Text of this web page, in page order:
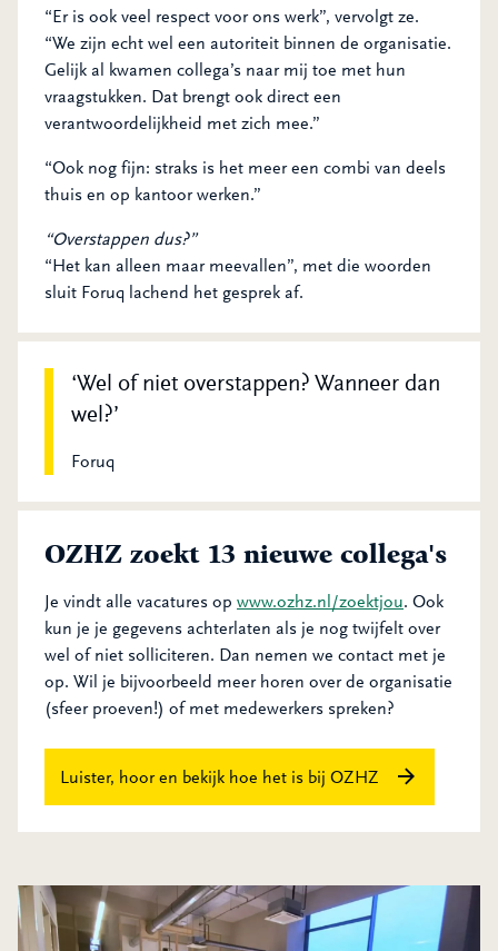
“Er is ook veel respect voor ons werk”, vervolgt ze.
“We zijn echt wel een autoriteit binnen de organisatie.
Gelijk al kwamen collega’s naar mij toe met hun
vraagstukken. Dat brengt ook direct een
verantwoordelijkheid met zich mee.”
“Ook nog fijn: straks is het meer een combi van deels
thuis en op kantoor werken.”
“Overstappen dus?”
“Het kan alleen maar meevallen”, met die woorden
sluit Foruq lachend het gesprek af.
Wel of niet overstappen? Wanneer dan
wel?
Foruq
OZHZ zoekt 13 nieuwe collega's
Je vindt alle vacatures op www.ozhz.nl/zoektjou. Ook
kun je je gegevens achterlaten als je nog twijfelt over
wel of niet solliciteren. Dan nemen we contact met je
op. Wil je bijvoorbeeld meer horen over de organisatie
(sfeer proeven!) of met medewerkers spreken?
Luister, hoor en bekijk hoe het is bij OZHZ